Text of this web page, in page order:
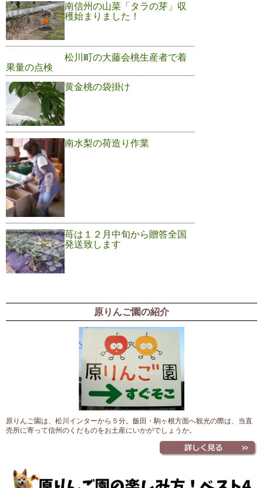
南信州の山菜「タラの芽」収
穫始まりました！
松川町の大藤会桃生産者で着
果量の点検
黄金桃の袋掛け
南水梨の荷造り作業
苺は１２月中旬から贈答全国
発送致します
原りんご園の紹介
原りんご園は、松川インターから５分。飯田・駒ヶ根方面へ観光の際は、当直
売所に寄って信州のくだものをお土産にいかがでしょうか。